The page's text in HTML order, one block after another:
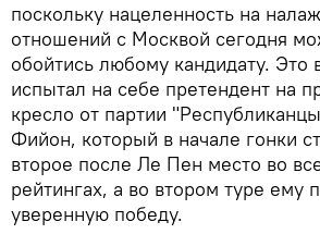
поскольку нацеленность на
отношений с Москвой сегодня
обойтись любому кандидату. Это
испытал на себе претендент на
кресло от партии
Фийон, который в начале гонки
второе после Ле Пен место во
рейтингах, а во втором туре ему
уверенную победу.